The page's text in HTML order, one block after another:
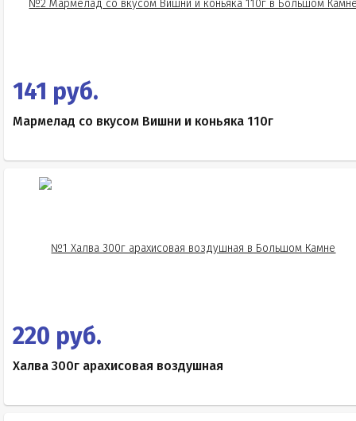
141 руб.
Мармелад со вкусом Вишни и коньяка 110г
220 руб.
Халва 300г арахисовая воздушная